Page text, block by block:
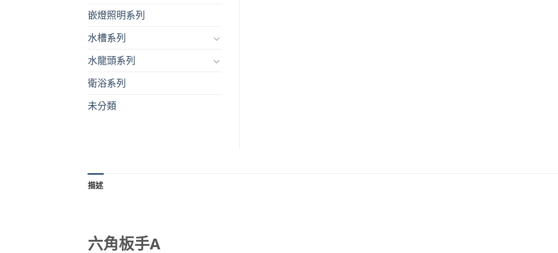
嵌燈照明系列
水槽系列
水龍頭系列
衛浴系列
未分類
描述
六角板手A